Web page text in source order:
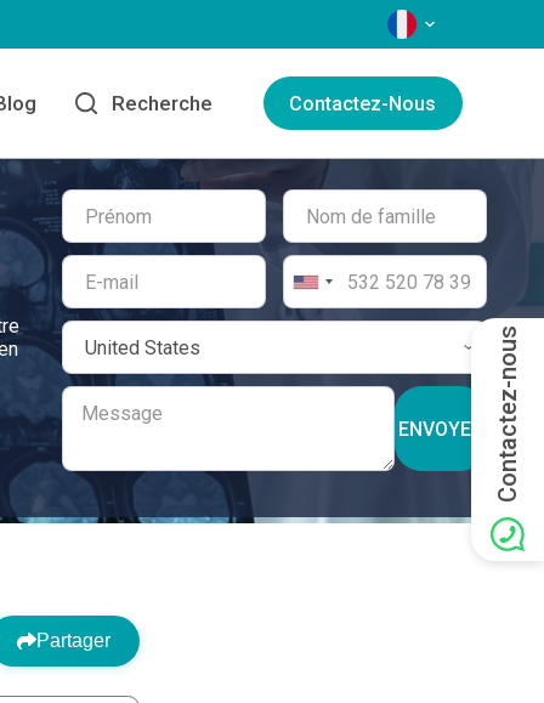
LANGAGES
Recherche Contactez-Nous
ENVOYER
Partager
Contactez-nous